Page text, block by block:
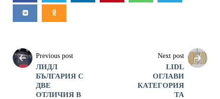
Previous post
ЛИДЛ
БЪЛГАРИЯ С
ДВЕ
ОТЛИЧИЯ В
Next post
LIDL
ОГЛАВИ
КАТЕГОРИЯ
ТА